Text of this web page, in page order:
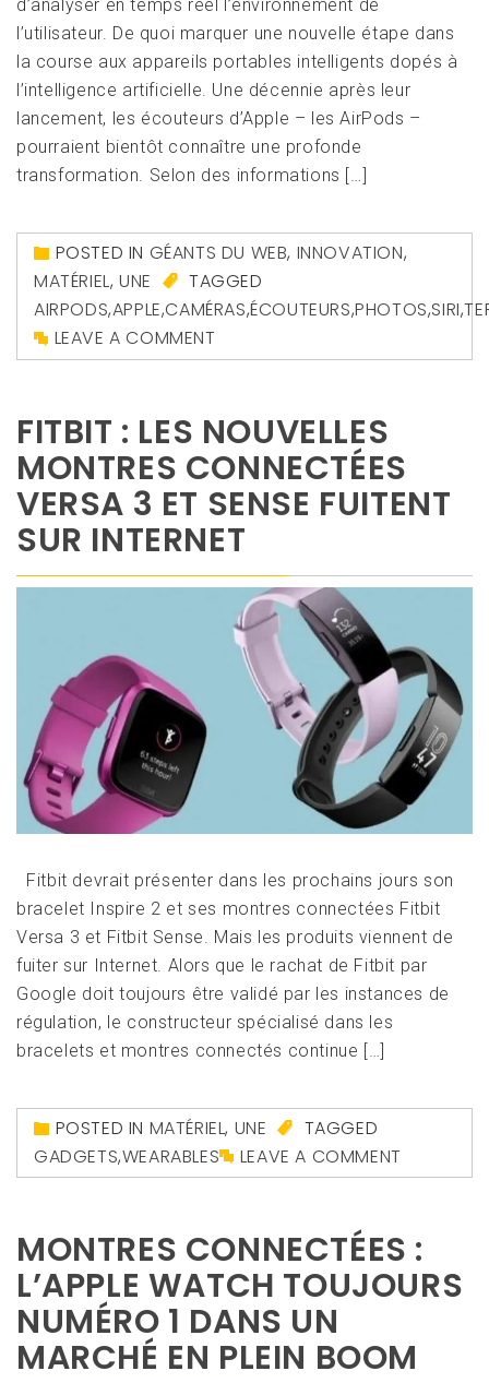
d’analyser en temps réel l’environnement de
l’utilisateur. De quoi marquer une nouvelle étape dans
la course aux appareils portables intelligents dopés à
l’intelligence artificielle. Une décennie après leur
lancement, les écouteurs d’Apple – les AirPods –
pourraient bientôt connaître une profonde
transformation. Selon des informations […]
POSTED IN GÉANTS DU WEB, INNOVATION,
MATÉRIEL,UNE
TAGGED
AIRPODS,APPLE,CAMÉRAS,ÉCOUTEURS,PHOTOS,SIRI,
LEAVE A COMMENT
FITBIT : LES NOUVELLES
MONTRES CONNECTÉES
VERSA 3 ET SENSE FUITENT
SUR INTERNET
Fitbit devrait présenter dans les prochains jours son
bracelet Inspire 2 et ses montres connectées Fitbit
Versa 3 et Fitbit Sense. Mais les produits viennent de
fuiter sur Internet. Alors que le rachat de Fitbit par
Google doit toujours être validé par les instances de
régulation, le constructeur spécialisé dans les
bracelets et montres connectés continue […]
POSTED IN MATÉRIEL, UNE
TAGGED
GADGETS,WEARABLES LEAVE A COMMENT
MONTRES CONNECTÉES :
L’APPLE WATCH TOUJOURS
NUMÉRO 1 DANS UN
MARCHÉ EN PLEIN BOOM